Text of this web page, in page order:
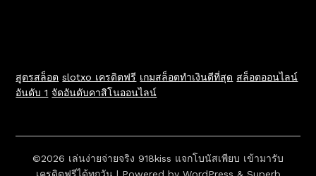
สูตรสล็อต slotxo เครดิตฟรี เกมสล็อตทำเงินดีที่สุด สล็อตออนไลน์
อันดับ 1 จัดอันดับคาสิโนออนไลน์
©2026 เล่นง่ายจ่ายจริง 918kiss แจกโบนัสเพียบ เข้ามารับ
เครดิตฟรีได้ทุกวัน | Powered by WordPress & Superb